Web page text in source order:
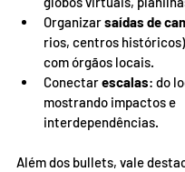
Organizar saídas de
rios, centros
com órgãos locais.
Conectar escalas: do
mostrando impactos e
interdependências.
Além dos bullets, vale